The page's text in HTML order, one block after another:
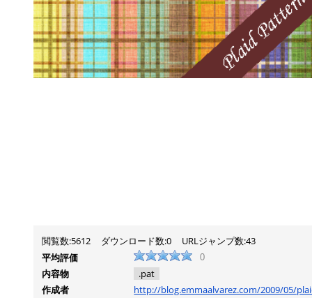
閲覧数:5612 ダウンロード数:0
URLジャンプ数:43
平均評価
0
内容物
.pat
作成者
http://blog.emmaalvarez.com/2009/05/